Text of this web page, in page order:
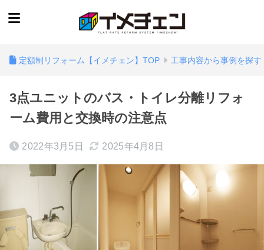
定額制リフォーム【イメチェン】TOP 工事内容から事例を探す
3点ユニットのバス・トイレ分離リフォ
ーム費用と交換時の注意点
2022年3月5日 2025年4月8日